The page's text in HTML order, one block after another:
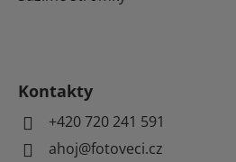
Kontakty
+420 720 241 591
ahoj@fotoveci.cz